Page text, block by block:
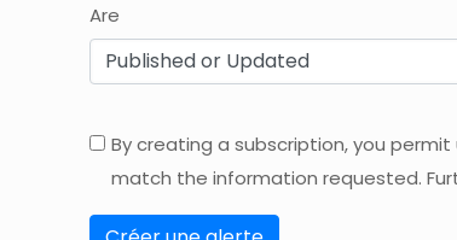
Are
By creating a subscription, you
match the information requested.